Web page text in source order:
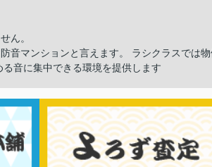
ん。
音マンションと言えます。 ラシクラスでは
音に集中できる環境を提供します